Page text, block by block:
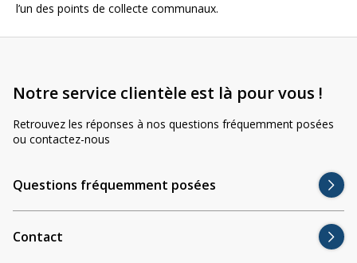
l’un des points de collecte communaux.
Notre service clientèle est là pour vous !
Retrouvez les réponses à nos questions fréquemment posées
ou contactez-nous
Questions fréquemment posées
Contact